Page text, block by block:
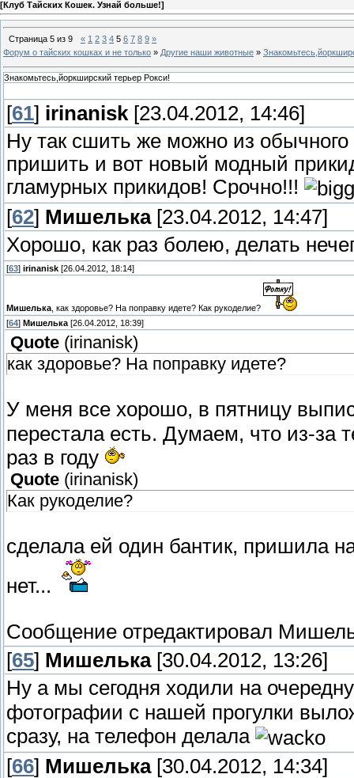
[Клуб Тайских Кошек. Узнай больше!]
Страница 5 из 9 « 1 2 3 4 5 6 7 8 9 »
Форум о тайских кошках и не только » Другие наши животные »
Знакомьтесь,йоркширский терьер Рокси!
[61] irinanisk [23.04.2012, 14:46]
Ну так сшить же можно из
пришить и вот новый модный
гламурных прикидов! Срочно!!!
[62] Мишелька[23.04.2012, 14:47]
Хорошо, как раз болею, делать
[63] irinanisk [26.04.2012, 18:14]
Мишелька , как здоровье? На поправку идете? Как рукоделие?
[64] Мишелька [26.04.2012, 18:39]
Quote (irinanisk)
как здоровье? На поправку идете?
У меня все хорошо, в пятницу
перестала есть. Думаем, что из-за
раз в году
Quote (irinanisk)
Как рукоделие?
сделала ей один бантик, пришила
нет...
Сообщение отредактировал
[65] Мишелька[30.04.2012, 13:26]
Ну а мы сегодня ходили на
фотографии с нашей прогулки
сразу, на телефон делала
[66] Мишелька[30.04.2012, 14:34]